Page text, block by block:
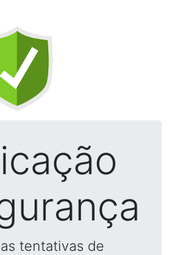
tentativas de